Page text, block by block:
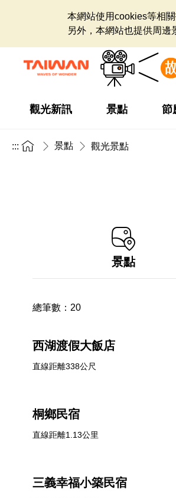
本網站使用cookies等相
另外，本網站也提供周邊
觀光新訊 景點 節
::: 景點 觀光景點
景點
總筆數： 20
西湖渡假大飯店
直線距離338公尺
桐鄉民宿
直線距離1.13公里
三義幸福小築民宿